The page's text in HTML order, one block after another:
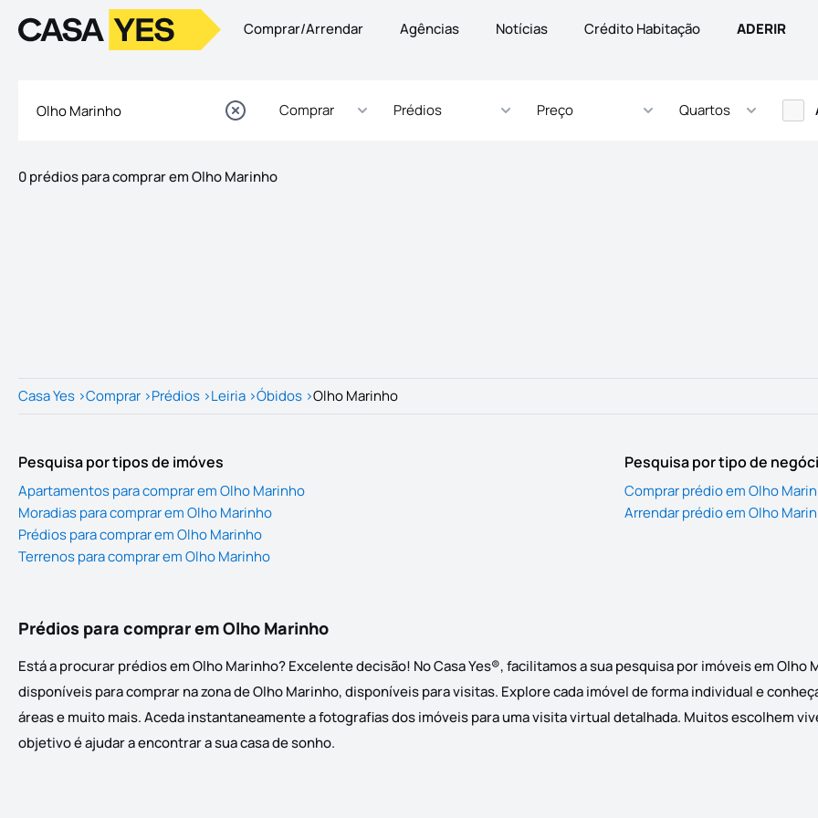
LogoIr para a homepage Comprar/Arrendar Agências Notícias Crédito Habitação ADERIR
Comprar Prédios Preço Quartos
0 prédios para comprar em Olho Marinho
Casa Yes >Comprar >Prédios >Leiria >Óbidos >Olho Marinho
Pesquisa por tipos de imóves
Apartamentos para comprar em Olho Marinho
Moradias para comprar em Olho Marinho
Prédios para comprar em Olho Marinho
Terrenos para comprar em Olho Marinho
Pesquisa por tipo de
Comprar prédio em Olho
Arrendar prédio em Olho
Prédios para comprar em Olho Marinho
Está a procurar prédios em Olho Marinho? Excelente decisão! No Casa Yes®, facilitamos a sua pesquisa por imóveis em
disponíveis para comprar na zona de Olho Marinho, disponíveis para visitas. Explore cada imóvel de forma individual e
áreas e muito mais. Aceda instantaneamente a fotografias dos imóveis para uma visita virtual detalhada. Muitos escolhem
objetivo é ajudar a encontrar a sua casa de sonho.